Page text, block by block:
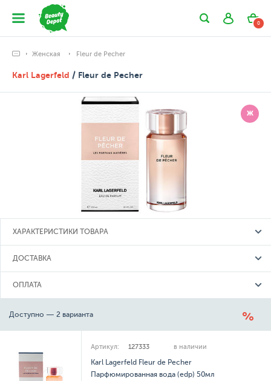
0
Женская Fleur de Pecher
Karl Lagerfeld / Fleur de Pecher
Ж
ХАРАКТЕРИСТИКИ ТОВАРА
ДОСТАВКА
ОПЛАТА
Доступно — 2 варианта
Артикул: 127333 в наличии
Karl Lagerfeld Fleur de Pecher
Парфюмированная вода (edp) 50мл